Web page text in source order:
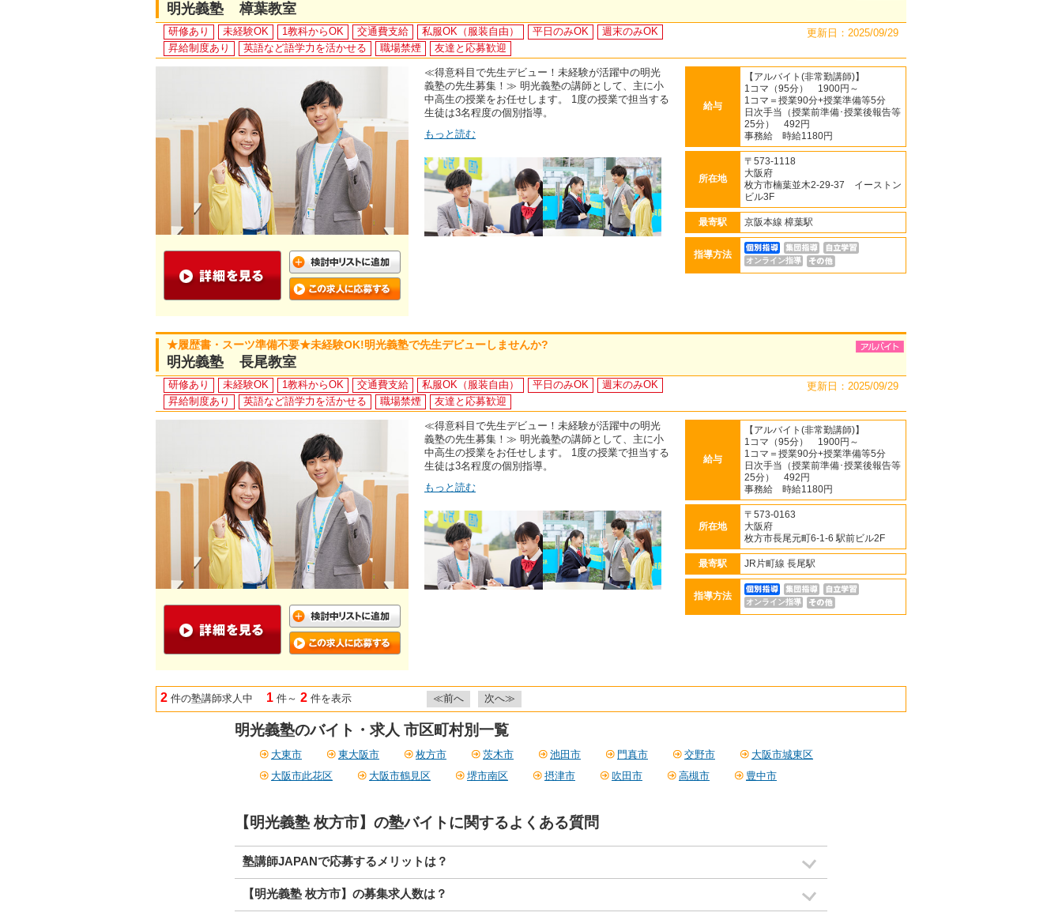
明光義塾 樟葉教室
研修あり 未経験OK 1教科からOK 交通費支給 私服OK（服装自由） 平日のみOK
週末のみOK
昇給制度あり
英語など語学力を活かせる 職場禁煙 友達と応募歓迎
更新日：2025/09/29
≪得意科目で先生デビュー！未経験が活躍中の明光
義塾の先生募集！≫ 明光義塾の講師として、主に小
中高生の授業をお任せします。 1度の授業で担当する
生徒は3名程度の個別指導。
もっと読む
給与
【アルバイト(非常勤講師)】
1コマ（95分） 1900円～
1コマ＝授業90分+授業準備等5分
日次手当（授業前準備･授業後報告等
25分） 492円
事務給 時給1180円
所在地
〒573-1118
大阪府
枚方市楠葉並木2-29-37 イーストン
ビル3F
最寄駅 京阪本線 樟葉駅
指導方法
オンライン指導
★履歴書・スーツ準備不要★未経験OK!明光義塾で先生デビューしませんか?
明光義塾 長尾教室
研修あり 未経験OK 1教科からOK 交通費支給 私服OK（服装自由） 平日のみOK
週末のみOK
昇給制度あり
英語など語学力を活かせる 職場禁煙 友達と応募歓迎
更新日：2025/09/29
≪得意科目で先生デビュー！未経験が活躍中の明光
義塾の先生募集！≫ 明光義塾の講師として、主に小
中高生の授業をお任せします。 1度の授業で担当する
生徒は3名程度の個別指導。
もっと読む
給与
【アルバイト(非常勤講師)】
1コマ（95分） 1900円～
1コマ＝授業90分+授業準備等5分
日次手当（授業前準備･授業後報告等
25分） 492円
事務給 時給1180円
所在地
〒573-0163
大阪府
枚方市長尾元町6-1-6 駅前ビル2F
最寄駅 JR片町線 長尾駅
指導方法
オンライン指導
2 件の塾講師求人中 1 件～ 2 件を表示 ≪前へ 次へ≫
明光義塾のバイト・求人 市区町村別一覧
大東市 東大阪市 枚方市 茨木市 池田市 門真市 交野市
大阪市城東区
大阪市此花区
大阪市鶴見区 堺市南区 摂津市 吹田市 高槻市 豊中市
【明光義塾 枚方市】の塾バイトに関するよくある質問
塾講師JAPANで応募するメリットは？
【明光義塾 枚方市】の募集求人数は？